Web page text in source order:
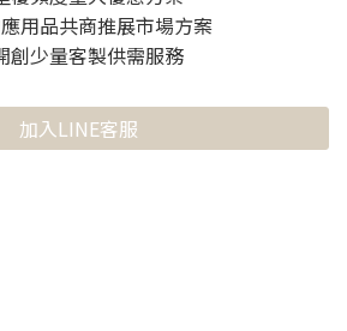
用品共商推展市場方案
創少量客製供需服務
加入LINE客服